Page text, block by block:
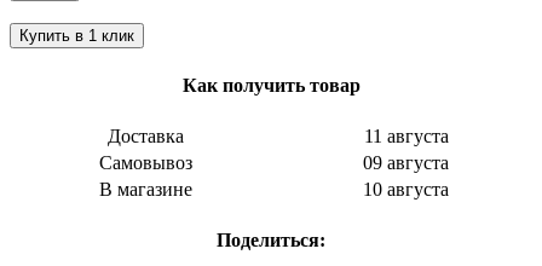
Купить в 1 клик
Как получить товар
Доставка
11 августа
Самовывоз
09 августа
В магазине
10 августа
Поделиться: